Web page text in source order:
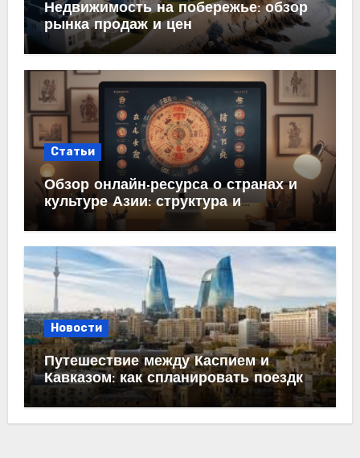
Недвижимость на побережье: обзор
рынка продаж и цен
Статьи
Обзор онлайн-ресурса о странах и
культуре Азии: структура и
содержание
Новости
Путешествие между Каспием и
Кавказом: как спланировать поездку
из Махачкалы в Баку